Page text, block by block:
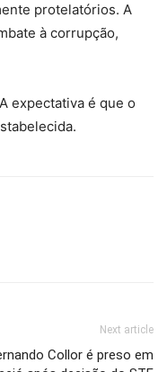
protelatórios. A
à corrupção,
A expectativa é que o
Next article
Collor é preso em